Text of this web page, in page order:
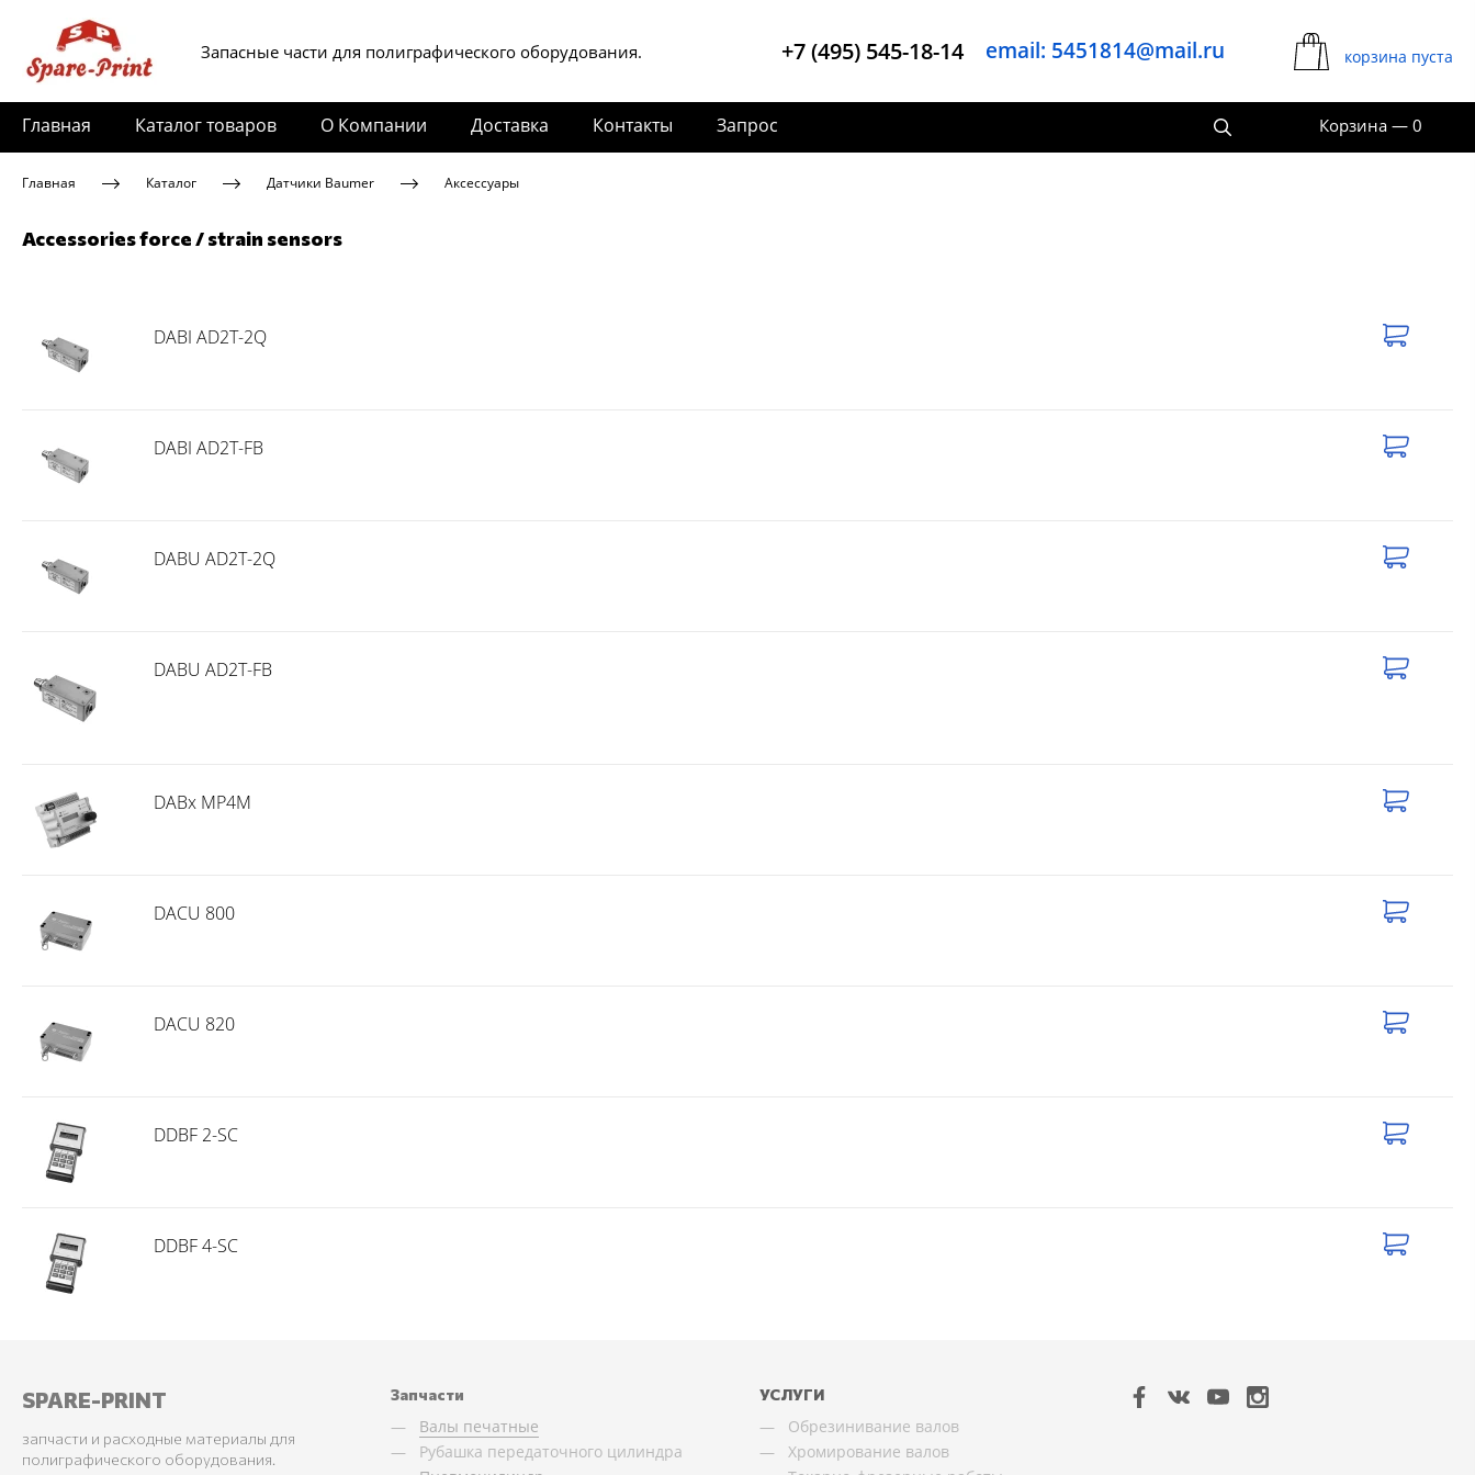
Запасные части для полиграфического оборудования. +7 (495) 545-18-14 email: 5451814@mail.ru корзина пуста
Главная Каталог товаров О Компании Доставка Контакты Запрос Корзина — 0
Главная Каталог Датчики Baumer Аксессуары
Accessories force / strain sensors
DABI AD2T-2Q
DABI AD2T-FB
DABU AD2T-2Q
DABU AD2T-FB
DABx MP4M
DACU 800
DACU 820
DDBF 2-SC
DDBF 4-SC
SPARE-PRINT
запчасти и расходные материалы для
полиграфического оборудования.
Запчасти
Валы печатные
Рубашка передаточного цилиндра
УСЛУГИ
Обрезинивание валов
Хромирование валов